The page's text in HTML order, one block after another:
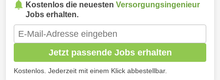
Kostenlos die neuesten Versorgungsingenieur
Jobs erhalten.
Jetzt passende Jobs erhalten
Kostenlos. Jederzeit mit einem Klick abbestellbar.